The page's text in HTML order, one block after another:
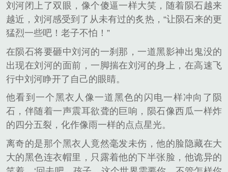
刘河闭上了双眼，像个傻逼一样大笑，随着陨石越来
越近，刘河感受到了从未有过的炙热，“让陨石来的更
猛烈一些吧！老子不怕！”
在陨石将要砸中刘河的一刹那，一道黑影神出鬼没的
出现在刘河的面前，一脚揣在刘河的身上，在高速飞
行中刘河睁开了自己的眼睛。
他看到一个黑衣人像一道黑色的闪电一样冲向了陨
石，伴随着一声震耳欲聋的巨响，陨石像西瓜一样炸
的四分五裂，化作像雨一样的点点星光。
离奇的是那个黑衣人竟然毫发未伤，他的脸隐藏在大
大的黑色连衣帽里，只露着他的下半张脸，他诡异的